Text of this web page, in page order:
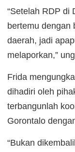
“Setelah RDP di
bertemu dengan
daerah, jadi
melaporkan,”
Frida
dihadiri oleh
terbangunlah
Gorontalo
“Bukan